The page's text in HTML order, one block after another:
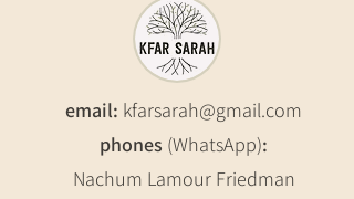
email: kfarsarah@gmail.com
phones (WhatsApp):
Nachum Lamour Friedman